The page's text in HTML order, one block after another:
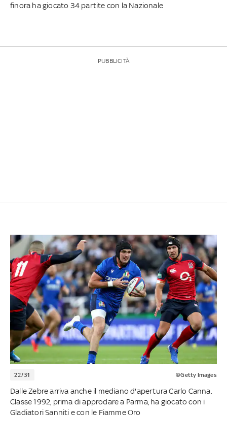
finora ha giocato 34 partite con la Nazionale
PUBBLICITÀ
22/31 ©Getty Images
Dalle Zebre arriva anche il mediano d'apertura Carlo Canna.
Classe 1992, prima di approdare a Parma, ha giocato con i
Gladiatori Sanniti e con le Fiamme Oro